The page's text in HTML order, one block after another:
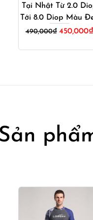
Tại Nhật Từ 2.0
Tới 8.0 Diop Màu
490,000₫ Giá
là:
450,000₫